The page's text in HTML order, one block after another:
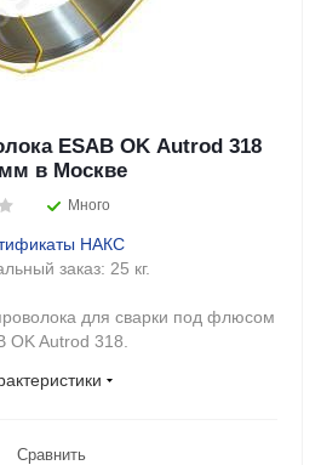
ESAB OK Autrod 318
в Москве
Много
НАКС
заказ: 25 кг.
для сварки под флюсом
OK Autrod 318.
Сравнить